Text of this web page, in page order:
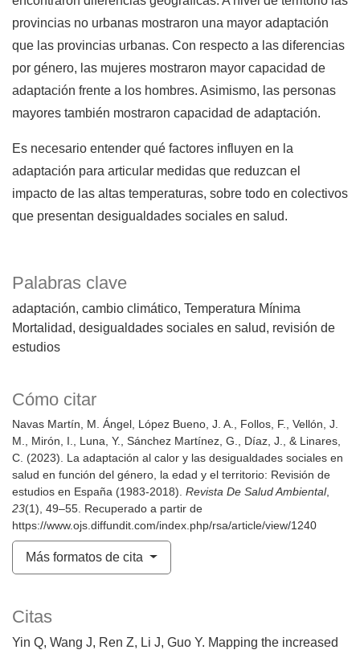
Palabras clave
adaptación cambio climático Temperatura Mínima
Mortalidad desigualdades sociales en salud
revisión de
estudios
Cómo citar
Navas Martín, M. Ángel, López Bueno, J. A., Follos, F., Vellón, J.
M., Mirón, I., Luna, Y., Sánchez Martínez, G., Díaz, J., & Linares,
C. (2023). La adaptación al calor y las desigualdades sociales en
salud en función del género, la edad y el territorio: Revisión de
estudios en España (1983-2018). Revista De Salud Ambiental,
23(1), 49–55. Recuperado a partir de
https://www.ojs.diffundit.com/index.php/rsa/article/view/1240
Más formatos de cita
provincias no urbanas mostraron una mayor adaptación
que las provincias urbanas. Con respecto a las diferencias
por género, las mujeres mostraron mayor capacidad de
adaptación frente a los hombres. Asimismo, las personas
mayores también mostraron capacidad de adaptación.
Es necesario entender qué factores influyen en la
adaptación para articular medidas que reduzcan el
impacto de las altas temperaturas, sobre todo en colectivos
que presentan desigualdades sociales en salud.
Citas
Yin Q, Wang J, Ren Z, Li J, Guo Y. Mapping the increased